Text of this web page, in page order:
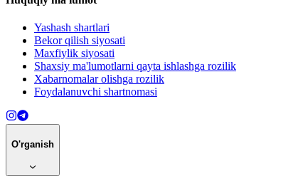
Yashash shartlari
Bekor qilish siyosati
Maxfiylik siyosati
Shaxsiy ma'lumotlarni qayta ishlashga rozilik
Xabarnomalar olishga rozilik
Foydalanuvchi shartnomasi
O'rganish